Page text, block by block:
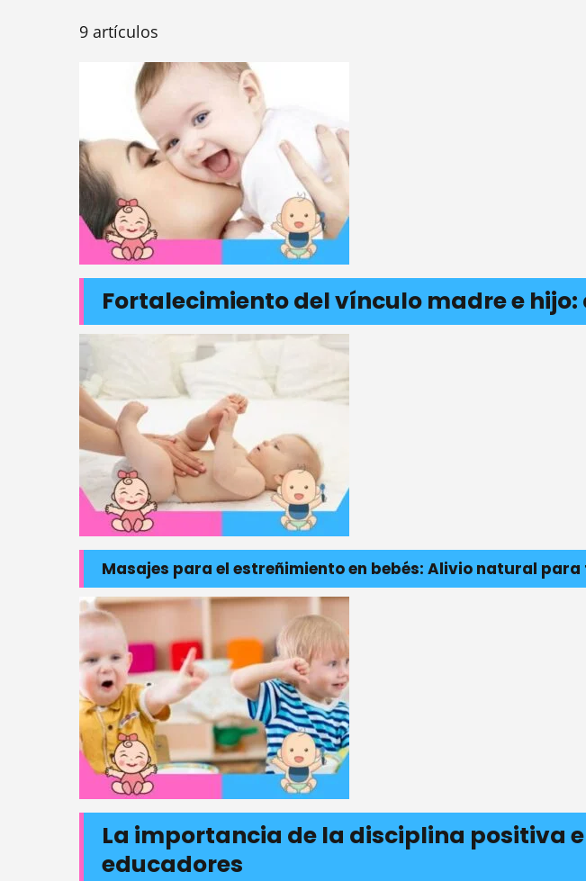
9 artículos
Fortalecimiento del vínculo madre e
Masajes para el estreñimiento en bebés: Alivio natural
La importancia de la disciplina positiva
educadores